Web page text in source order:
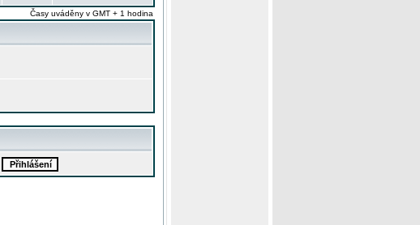
Časy uváděny v GMT + 1 hodina